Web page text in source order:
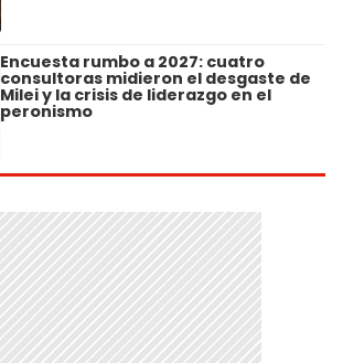
Encuesta rumbo a 2027: cuatro
consultoras midieron el desgaste de
Milei y la crisis de liderazgo en el
peronismo